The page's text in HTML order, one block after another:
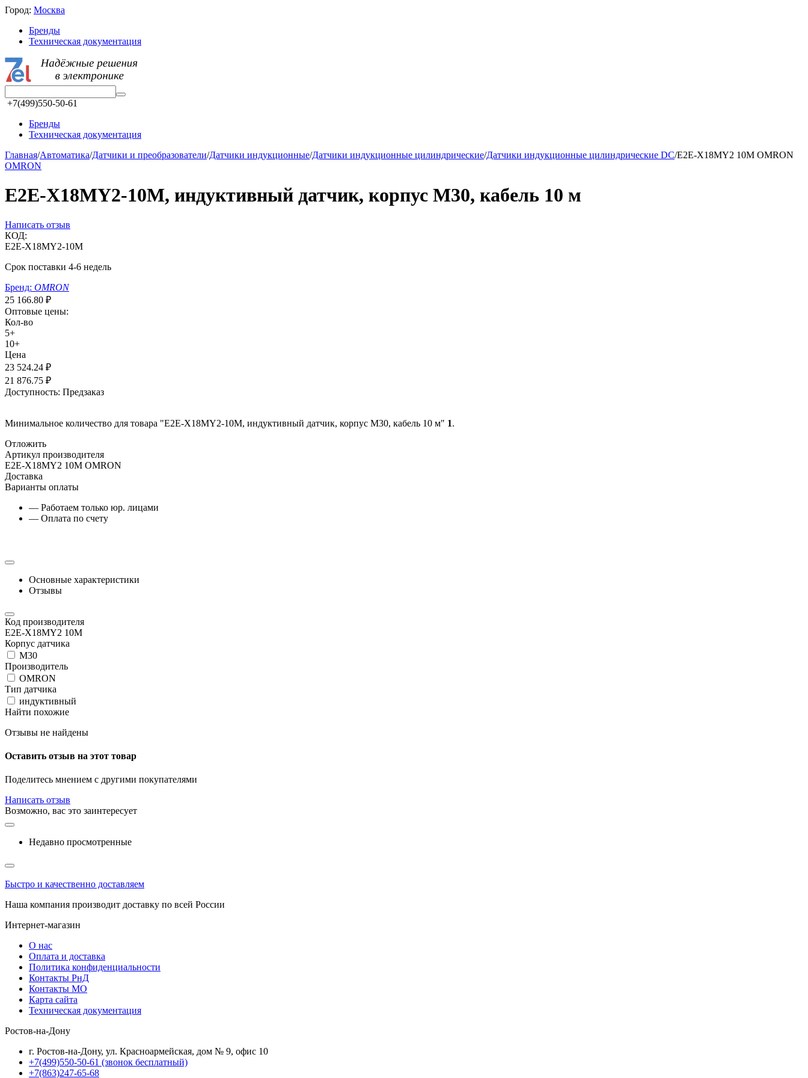
Город: Москва
Бренды
Техническая документация
+7(499)550-50-61
Бренды
Техническая документация
Главная/Автоматика/Датчики и преобразователи/Датчики индукционные/Датчики индукционные цилиндрические/Датчики индукционные цилиндрические DC/E2E-X18MY2 10M OMRON
OMRON
E2E-X18MY2-10M, индуктивный датчик, корпус М30, кабель 10 м
Написать отзыв
КОД:
E2E-X18MY2-10M
Срок поставки 4-6 недель
Бренд: OMRON
25 166.80 ₽
Оптовые цены:
Кол-во
5+
10+
Цена
23 524.24 ₽
21 876.75 ₽
Доступность: Предзаказ
Минимальное количество для товара "E2E-X18MY2-10M, индуктивный датчик, корпус М30, кабель 10 м" 1.
Отложить
Артикул производителя
E2E-X18MY2 10M OMRON
Доставка
Варианты оплаты
— Работаем только юр. лицами
— Оплата по счету
Основные характеристики
Отзывы
Код производителя
E2E-X18MY2 10M
Корпус датчика
М30
Производитель
OMRON
Тип датчика
индуктивный
Найти похожие
Отзывы не найдены
Оставить отзыв на этот товар
Поделитесь мнением с другими покупателями
Написать отзыв
Возможно, вас это заинтересует
Недавно просмотренные
Быстро и качественно доставляем
Наша компания производит доставку по всей России
Интернет-магазин
О нас
Оплата и доставка
Политика конфиденциальности
Контакты РнД
Контакты МО
Карта сайта
Техническая документация
Ростов-на-Дону
г. Ростов-на-Дону, ул. Красноармейская, дом № 9, офис 10
+7(499)550-50-61 (звонок бесплатный)
+7(863)247-65-68